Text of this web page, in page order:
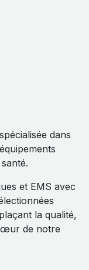
dans
et EMS avec
la qualité,
de notre